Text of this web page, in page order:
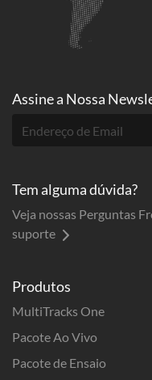
Produtos
MultiTracks One
Pacote Ao Vivo
Pacote de Ensaio
Assine a Nossa
Tem alguma dúvida?
Veja nossas Perguntas
suporte